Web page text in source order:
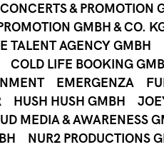
& PROMOTION
GMBH & CO.
TALENT AGENCY GMBH
COLD LIFE BOOKING
EMERGENZA
HUSH HUSH GMBH
MEDIA & AWARENESS
NUR2 PRODUCTIONS